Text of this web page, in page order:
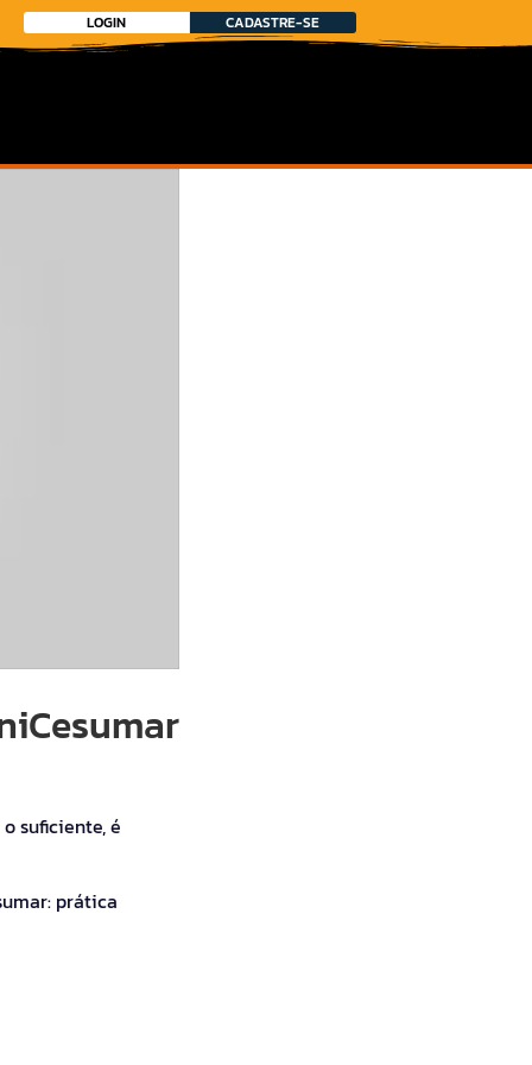
LOGIN CADASTRE-SE
suficiente, é
prática